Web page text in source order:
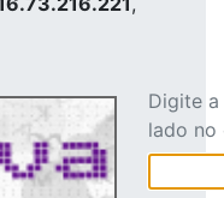
Digite
lado no